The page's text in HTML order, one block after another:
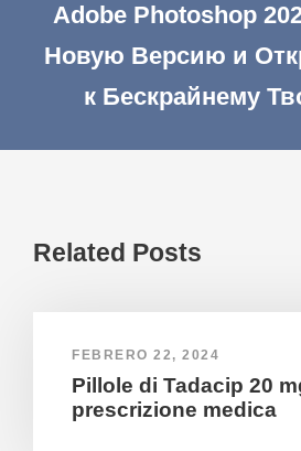
Adobe Photoshop
Новую Версию и
к Бескрайнему
Related Posts
FEBRERO 22, 2024
Pillole di Tadacip 20
prescrizione medica